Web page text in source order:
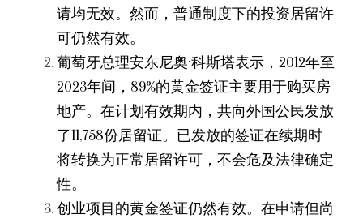
请均无效。然而，普通制度下的投资居留许
可仍然有效。
葡萄牙总理安东尼奥·科斯塔表示，2012年至
2023年间，89%的黄金签证主要用于购买房
地产。在计划有效期内，共向外国公民发放
了11,758份居留证。已发放的签证在续期时
将转换为正常居留许可，不会危及法律确定
性。
创业项目的黄金签证仍然有效。在申请但尚